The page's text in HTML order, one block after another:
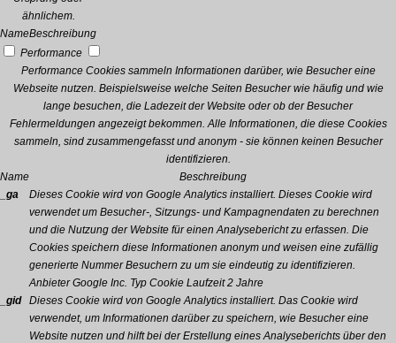
ähnlichem.
NameBeschreibung
Performance
Performance Cookies sammeln Informationen darüber, wie Besucher eine
Webseite nutzen. Beispielsweise welche Seiten Besucher wie häufig und wie
lange besuchen, die Ladezeit der Website oder ob der Besucher
Fehlermeldungen angezeigt bekommen. Alle Informationen, die diese Cookies
sammeln, sind zusammengefasst und anonym - sie können keinen Besucher
identifizieren.
Name
Beschreibung
_ga
Dieses Cookie wird von Google Analytics installiert. Dieses Cookie wird
verwendet um Besucher-, Sitzungs- und Kampagnendaten zu berechnen
und die Nutzung der Website für einen Analysebericht zu erfassen. Die
Cookies speichern diese Informationen anonym und weisen eine zufällig
generierte Nummer Besuchern zu um sie eindeutig zu identifizieren.
Anbieter Google Inc. Typ Cookie Laufzeit 2 Jahre
_gid
Dieses Cookie wird von Google Analytics installiert. Das Cookie wird
verwendet, um Informationen darüber zu speichern, wie Besucher eine
Website nutzen und hilft bei der Erstellung eines Analyseberichts über den